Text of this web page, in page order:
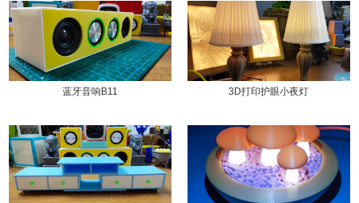
蓝牙音响B11 3D打印护眼小夜灯